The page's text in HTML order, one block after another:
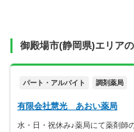
御殿場市(静岡県)エリア
パート・アルバイト 調剤薬局
有限会社慧光 あおい薬局
水・日・祝休み♪薬局にて薬剤師